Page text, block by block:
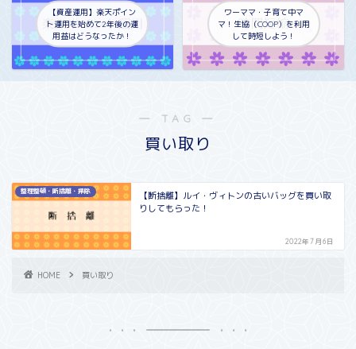
【資産運用】楽天ポイン
ト運用を始めて2年後の運
用益はどうなったか！
ワーママ・子育て中マ
マ！生協（COOP）を利用
して時短しよう！
― TAG ―
買い取り
整理整頓・断捨離・掃除
【断捨離】ルイ・ヴィトンの古いバッグを買い取
りしてもらった！
2022年7月6日
HOME 買い取り